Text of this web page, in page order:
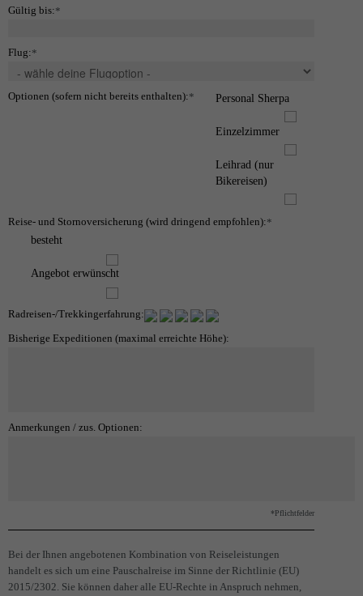
Gültig bis:*
Flug:*
Optionen (sofern nicht bereits enthalten):* Personal Sherpa
Einzelzimmer
Leihrad (nur
Bikereisen)
Reise- und Stornoversicherung (wird dringend empfohlen):*
besteht
Angebot erwünscht
Radreisen-/Trekkingerfahrung:
Bisherige Expeditionen (maximal erreichte Höhe):
Anmerkungen / zus. Optionen:
*Pflichtfelder
Bei der Ihnen angebotenen Kombination von Reiseleistungen
handelt es sich um eine Pauschalreise im Sinne der Richtlinie (EU)
2015/2302. Sie können daher alle EU-Rechte in Anspruch nehmen,